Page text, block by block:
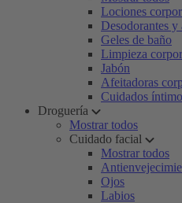
Lociones
Desodorantes y
Geles de baño
Limpieza
Jabón
Afeitadoras
Cuidados
Droguería
Mostrar todos
Cuidado facial
Mostrar todos
Ojos
Labios